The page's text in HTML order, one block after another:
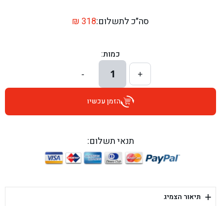
בן גל - דרך השבעה 20, אזור - אזור
בן גל - הרצל 6, גדרה - גדרה
בן גל - שדרות דוד בן גוריון 8, באר שבע - באר שבע
בן גל - היובלים 26, הוד השרון - הוד השרון
בן גל - יפת 88, תל אביב יפו - תל אביב
סה״כ לתשלום: ₪ 318
כמות:
+
1
-
הזמן עכשיו
תנאי תשלום:
+ תיאור הצמיג